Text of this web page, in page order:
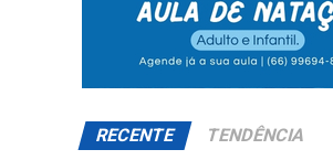
RECENTE TENDÊNCIA